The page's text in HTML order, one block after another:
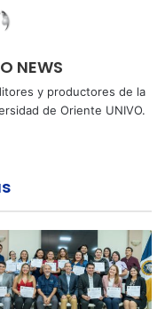
NEWS
y productores de la
de Oriente UNIVO.